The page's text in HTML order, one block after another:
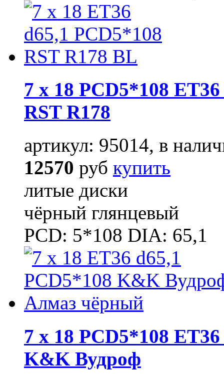
7 x 18 PCD5*108
RST R178
артикул: 95014, в
12570 руб купить
литые диски
чёрный глянцевый
PCD: 5*108 DIA: 65,1
7 x 18 PCD5*108
K&K Вудроф